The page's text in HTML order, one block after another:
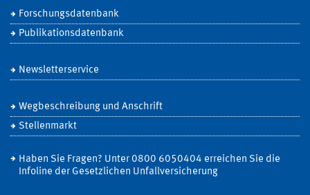
Forschungsdatenbank
Publikationsdatenbank
Newsletterservice
Wegbeschreibung und Anschrift
Stellenmarkt
Haben Sie Fragen? Unter 0800 6050404 erreichen Sie die
Infoline der Gesetzlichen Unfallversicherung